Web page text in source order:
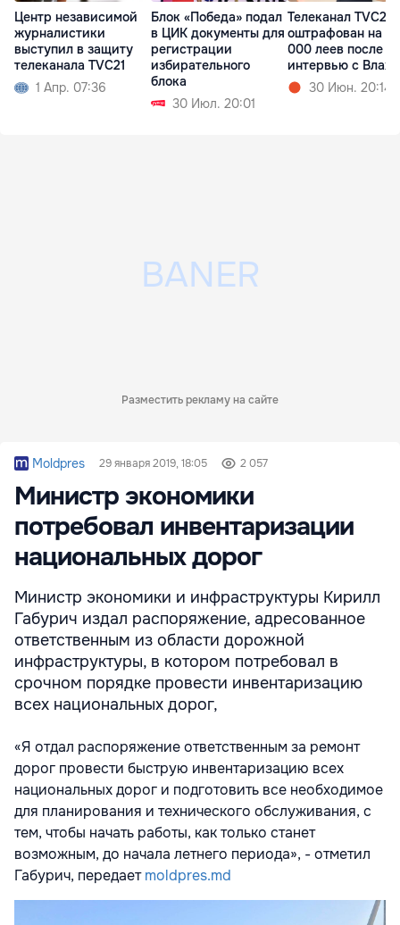
Центр независимой
журналистики
выступил в защиту
телеканала TVC21
1 Апр. 07:36
Блок «Победа» подал
в ЦИК документы для
регистрации
избирательного
блока
30 Июл. 20:01
Телеканал TVC21
оштрафован на 10
000 леев после
интервью с Влах
30 Июн. 20:14
Разместить рекламу на сайте
Moldpres 29 января 2019, 18:05 2 057
Министр экономики
потребовал инвентаризации
национальных дорог
Министр экономики и инфраструктуры Кирилл
Габурич издал распоряжение, адресованное
ответственным из области дорожной
инфраструктуры, в котором потребовал в
срочном порядке провести инвентаризацию
всех национальных дорог,
«Я отдал распоряжение ответственным за ремонт
дорог провести быструю инвентаризацию всех
национальных дорог и подготовить все необходимое
для планирования и технического обслуживания, с
тем, чтобы начать работы, как только станет
возможным, до начала летнего периода», - отметил
Габурич, передаетmoldpres.md